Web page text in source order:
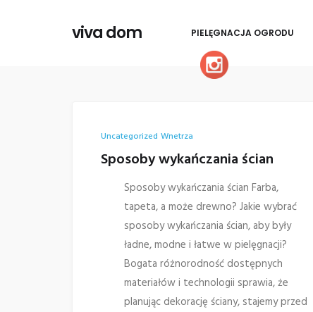
viva dom PIELĘGNACJA OGRODU
Uncategorized Wnetrza
Sposoby wykańczania ścian
Sposoby wykańczania ścian Farba,
tapeta, a może drewno? Jakie wybrać
sposoby wykańczania ścian, aby były
ładne, modne i łatwe w pielęgnacji?
Bogata różnorodność dostępnych
materiałów i technologii sprawia, że
planując dekorację ściany, stajemy przed